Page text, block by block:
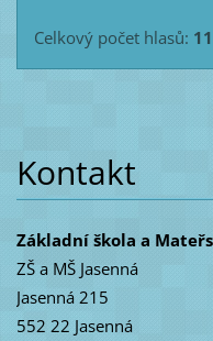
Celkový počet hlasů:
Kontakt
Základní škola a
ZŠ a MŠ Jasenná
Jasenná 215
552 22 Jasenná